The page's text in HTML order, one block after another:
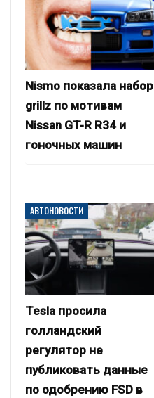
Nismo показала набор
grillz по мотивам
Nissan GT-R R34 и
гоночных машин
АВТОНОВОСТИ
Tesla просила
голландский
регулятор не
публиковать данные
по одобрению FSD в